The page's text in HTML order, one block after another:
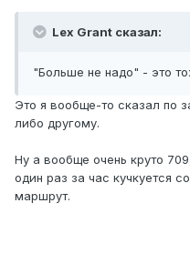
Lex Grant сказал:
"Больше не надо" - это
Это я вообще-то сказал по
либо другому.
Ну а вообще очень круто
один раз за час кучкуется
маршрут.